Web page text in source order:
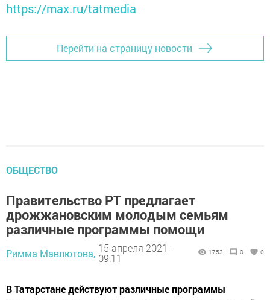
https://max.ru/tatmedia
Перейти на страницу новости
ОБЩЕСТВО
Правительство РТ предлагает
дрожжановским молодым семьям
различные программы помощи
Римма Мавлютова, 15 апреля 2021 -
09:11
1753 0 0
В Татарстане действуют различные программы